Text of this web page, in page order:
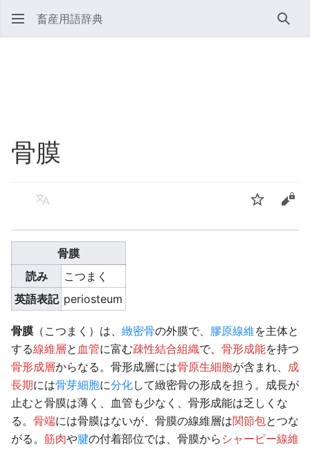
畜産用語辞典 検索
骨膜
言語 ウォッチソ
骨膜
読み
こつまく
英語表記 periosteum
骨膜 （こつまく）は、 緻密骨の外膜で、 膠原線維を主体と
する線維層と 血管に富む疎性結合組織で、 骨形成能を持つ
骨形成層からなる。骨形成層には骨原生細胞が含まれ、 成
長期には骨芽細胞に分化して緻密骨の形成を担う。成長が
止むと骨膜は薄く、血管も少なく、骨形成能は乏しくな
る。 骨端には骨膜はないが、骨膜の線維層は関節包とつな
がる。 筋肉や腱の付着部位では、骨膜から シャーピー線維